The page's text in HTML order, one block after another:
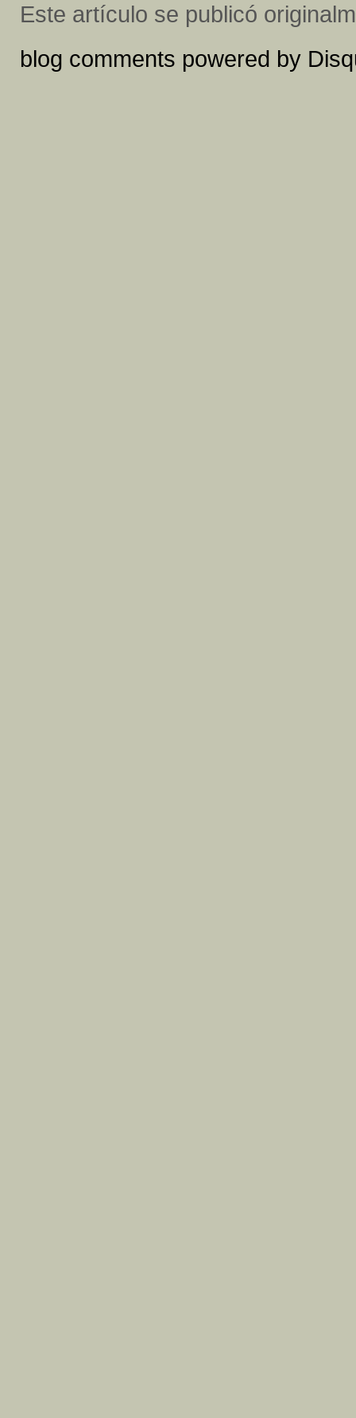
Este artículo se publicó
blog comments powered by